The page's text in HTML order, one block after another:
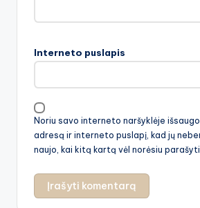
Interneto puslapis
Noriu savo interneto naršyklėje
adresą ir interneto puslapį, kad jų
naujo, kai kitą kartą vėl norėsiu